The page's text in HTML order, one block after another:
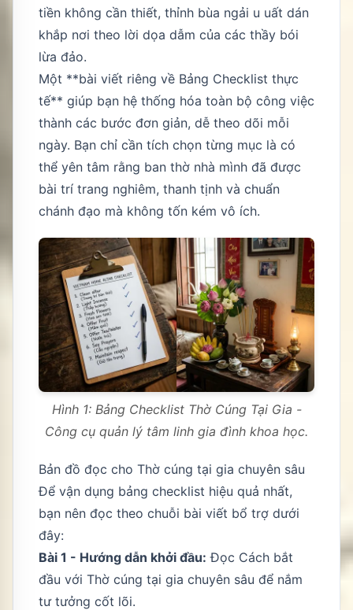
tiền không cần thiết, thỉnh bùa ngải u uất dán
khắp nơi theo lời dọa dẫm của các thầy bói
lừa đảo.
Một **bài viết riêng về Bảng Checklist thực
tế** giúp bạn hệ thống hóa toàn bộ công việc
thành các bước đơn giản, dễ theo dõi mỗi
ngày. Bạn chỉ cần tích chọn từng mục là có
thể yên tâm rằng ban thờ nhà mình đã được
bài trí trang nghiêm, thanh tịnh và chuẩn
chánh đạo mà không tốn kém vô ích.
Hình 1: Bảng Checklist Thờ Cúng Tại Gia -
Công cụ quản lý tâm linh gia đình khoa học.
Bản đồ đọc cho Thờ cúng tại gia chuyên sâu
Để vận dụng bảng checklist hiệu quả nhất,
bạn nên đọc theo chuỗi bài viết bổ trợ dưới
đây:
Bài 1 - Hướng dẫn khởi đầu: Đọc Cách bắt
đầu với Thờ cúng tại gia chuyên sâu để nắm
tư tưởng cốt lõi.